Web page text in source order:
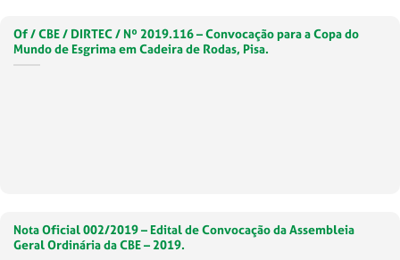
Of / CBE / DIRTEC / Nº 2019.116 – Convocação para a Copa do
Mundo de Esgrima em Cadeira de Rodas, Pisa.
Nota Oficial 002/2019 – Edital de Convocação da Assembleia
Geral Ordinária da CBE – 2019.